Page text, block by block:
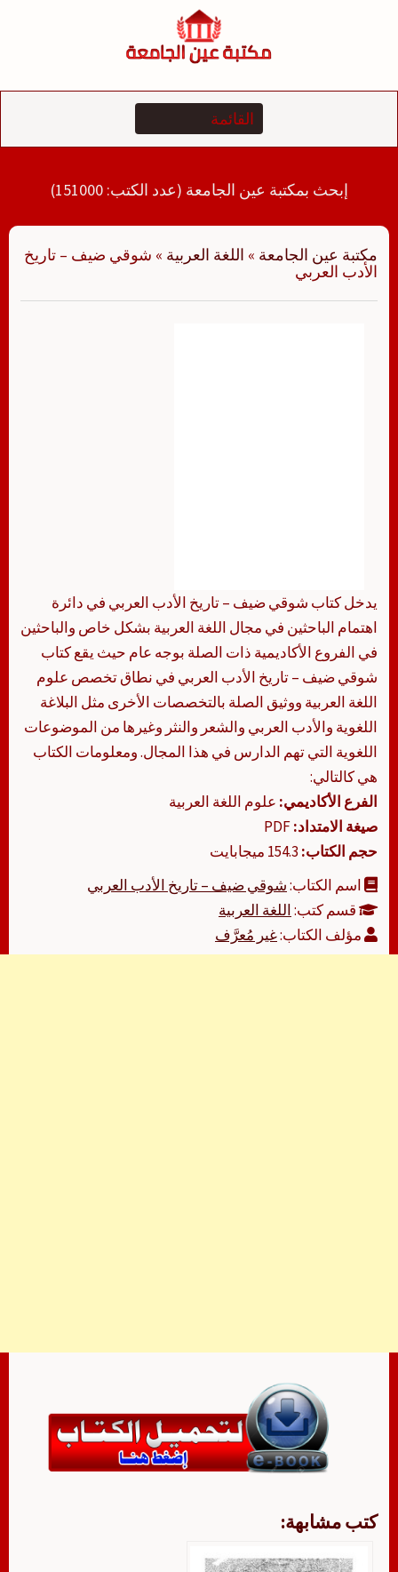
إبحث بمكتبة عين الجامعة (عدد الكتب: 151000)
مكتبة عين الجامعة » اللغة العربية » شوقي ضيف – تاريخ
الأدب العربي
يدخل كتاب شوقي ضيف – تاريخ الأدب العربي في دائرة
اهتمام الباحثين في مجال اللغة العربية بشكل خاص والباحثين
في الفروع الأكاديمية ذات الصلة بوجه عام حيث يقع كتاب
شوقي ضيف – تاريخ الأدب العربي في نطاق تخصص علوم
اللغة العربية ووثيق الصلة بالتخصصات الأخرى مثل البلاغة
اللغوية والأدب العربي والشعر والنثر وغيرها من الموضوعات
اللغوية التي تهم الدارس في هذا المجال. ومعلومات الكتاب
هي كالتالي:
الفرع الأكاديمي: علوم اللغة العربية
صيغة الامتداد:
حجم الكتاب:
اسم الكتاب:شوقي ضيف – تاريخ الأدب العربي
قسم كتب:اللغة العربية
مؤلف الكتاب:غير مُعرَّف
كتب مشابهة: